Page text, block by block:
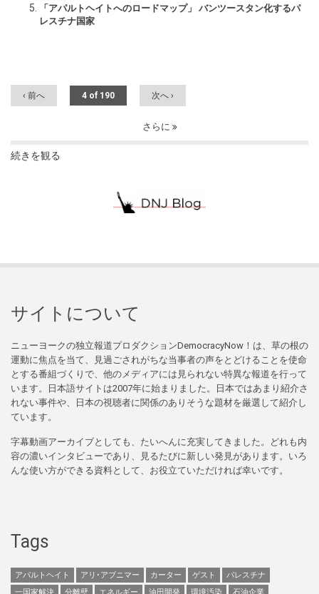
「アパルトヘイトへのロードマップ」 バンツースタン化するパ
レスチナ国家
‹ 前へ 4 of 190 次へ ›
さらに
続きを観る
サイトについて
ニューヨークの独立報道プロダクションDemocracyNow！は、草の根の
運動に焦点を当て、見過ごされがちな当事者の声をとどけることを使命
とする番組づくりで、他のメディアには見られない特異な報道を行って
います。日本語サイトは2007年に始まりました。日本ではあまり紹介さ
れない事件や、日本の視聴者に関係のありそうな題材を厳選して紹介し
ています。
字幕動画アーカイブとしても、たいへんに充実してきました。どれも内
容の濃いインタビューであり、見るたびに新しい発見があります。いろ
んな使い方ができる資料として、お役立ていただければ幸いです。
Tags
アパルトヘイト アリ･アブニマー カーター ゲスト
パレスチナ